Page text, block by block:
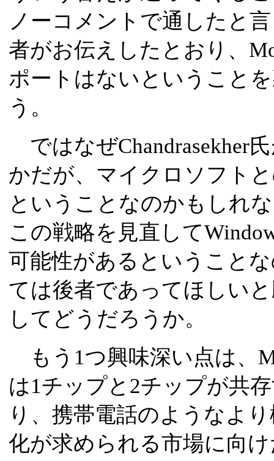
ノーコメントで通したと
者がお伝えしたとおり、
ポートはないということ
う。
ではなぜChandrasekher
かだが、マイクロソフト
ということなのかもしれ
この戦略を見直して
可能性があるということ
ては後者であってほしい
してどうだろうか。
もう1つ興味深い点は、
は1チップと2チップが共
り、携帯電話のようなよ
化が求められる市場に向